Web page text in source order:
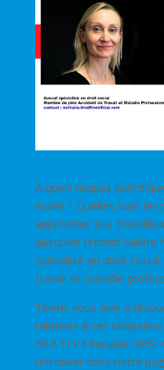
À quels risques
isolés ? Quelles sont les
applicables aux
auxquels répond Maître
spécialisé en droit
travail et maladie
Teleric vous aide à
relatives à ces
MULTI V4 équipée
retrouver dans notre